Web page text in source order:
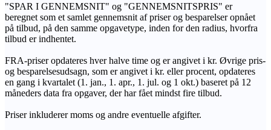
"SPAR I GENNEMSNIT" og "GENNEMSNITSPRIS" er
beregnet som et samlet gennemsnit af priser og besparelser opnået
på tilbud, på den samme opgavetype, inden for den radius, hvorfra
tilbud er indhentet.
FRA-priser opdateres hver halve time og er angivet i kr. Øvrige pris-
og besparelsesudsagn, som er angivet i kr. eller procent, opdateres
en gang i kvartalet (1. jan., 1. apr., 1. jul. og 1 okt.) baseret på 12
måneders data fra opgaver, der har fået mindst fire tilbud.
Priser inkluderer moms og andre eventuelle afgifter.